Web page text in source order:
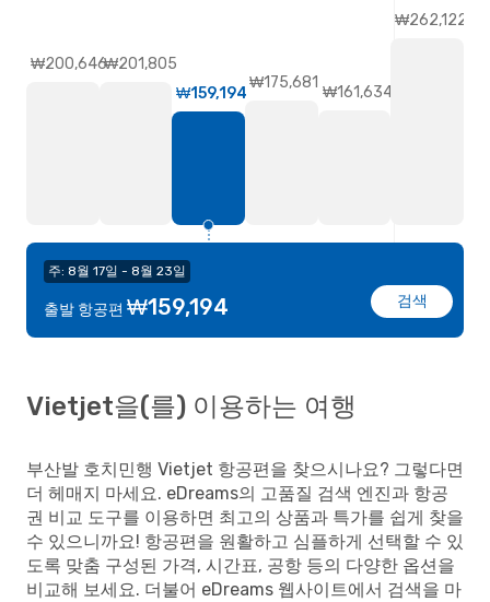
주: 8월 17일 - 8월 23일
출발 항공편 ₩159,194 검색
₩200,646₩201,805
₩159,194
₩175,681
₩161,634
₩262,122
Vietjet을(를) 이용하는 여행
부산발 호치민행 Vietjet 항공편을 찾으시나요? 그렇다면
더 헤매지 마세요. eDreams의 고품질 검색 엔진과 항공
권 비교 도구를 이용하면 최고의 상품과 특가를 쉽게 찾을
수 있으니까요! 항공편을 원활하고 심플하게 선택할 수 있
도록 맞춤 구성된 가격, 시간표, 공항 등의 다양한 옵션을
비교해 보세요. 더불어 eDreams 웹사이트에서 검색을 마